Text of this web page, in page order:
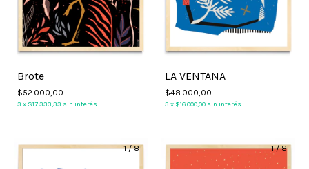
Brote
$52.000,00
3 x $17.333,33 sin interés
LA VENTANA
$48.000,00
3 x $16.000,00 sin interés
1/8 1/8